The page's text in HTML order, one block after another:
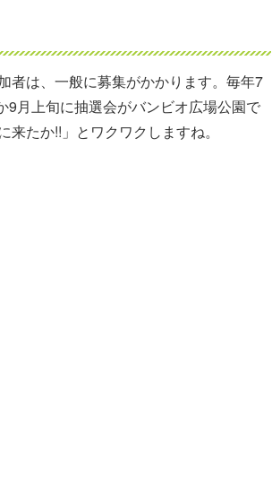
者は、一般に募集がかかります。毎年7
月上旬に抽選会がバンビオ広場公園で
たか!!」とワクワクしますね。